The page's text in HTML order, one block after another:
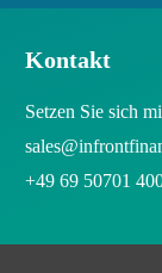
Kontakt
Setzen Sie sich
+49 69 50701